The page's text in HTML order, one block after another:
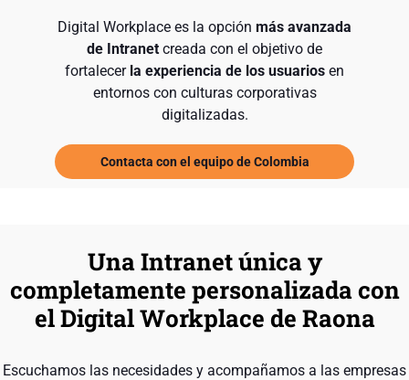
Digital Workplace es la opción más avanzada
de Intranet creada con el objetivo de
fortalecerla experiencia de los usuarios en
entornos con culturas corporativas
digitalizadas.
Contacta con el equipo de Colombia
Una Intranet única y
completamente personalizada con
el Digital Workplace de Raona
Escuchamos las necesidades y acompañamos a las empresas